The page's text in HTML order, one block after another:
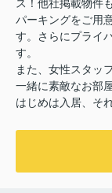
ス！他社掲載物件
パーキングをご用
す。さらにプライ
す。
また、女性スタッ
一緒に素敵なお部
はじめは入居、そ